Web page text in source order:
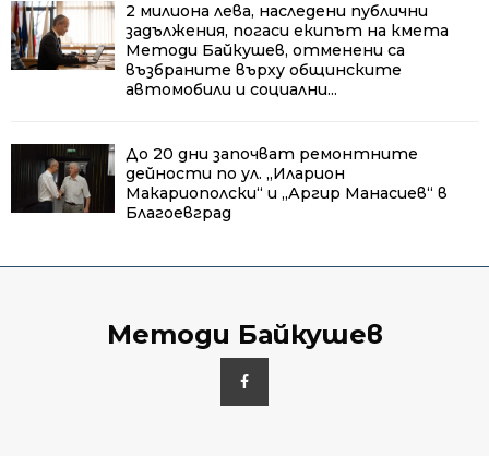
2 милиона лева, наследени публични
задължения, погаси екипът на кмета
Методи Байкушев, отменени са
възбраните върху общинските
автомобили и социални...
До 20 дни започват ремонтните
дейности по ул. „Иларион
Макариополски“ и „Аргир Манасиев“ в
Благоевград
Методи Байкушев